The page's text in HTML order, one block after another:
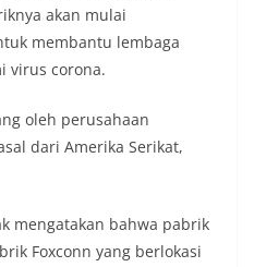
akan mulai
membantu lembaga
virus corona.
oleh perusahaan
dari Amerika Serikat,
mengatakan bahwa pabrik
Foxconn yang berlokasi